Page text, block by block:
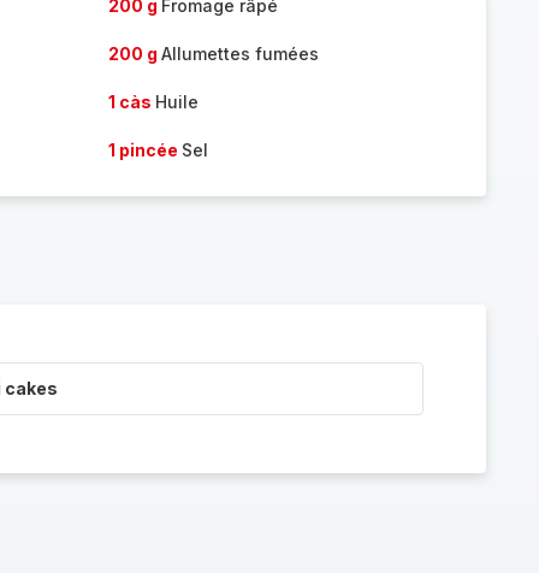
200 g Fromage râpé
200 g Allumettes fumées
1 càs Huile
1 pincée Sel
cakes